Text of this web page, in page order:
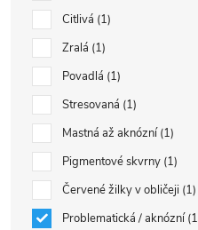
Citlivá 1
Zralá 1
Povadlá 1
Stresovaná 1
Mastná až aknózní 1
Pigmentové skvrny 1
Červené žilky v obličeji 1
Problematická / aknózní 1